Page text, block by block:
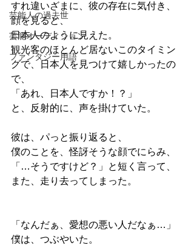
芸能人の過去世
芸能オーディション
ファンタジー用語
すれ違いざまに、彼の存在に気付き、
顔を見ると、
日本人のように見えた。
観光客のほとんど居ないこのタイミン
グで、日本人を見つけて嬉しかったの
で、
「あれ、日本人ですか！？」
と、反射的に、声を掛けていた。
彼は、パっと振り返ると、
僕のことを、怪訝そうな顔でにらみ、
「…そうですけど？」と短く言って、
また、走り去ってしまった。
「なんだぁ、愛想の悪い人だなぁ…」
僕は、つぶやいた。